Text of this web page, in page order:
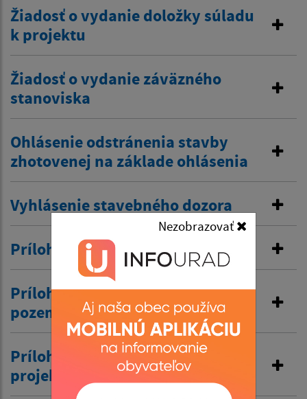
Nezobrazovať
Žiadosť o vydanie doložky súladu
k projektu
Žiadosť o vydanie záväzného
stanoviska
Ohlásenie odstránenia stavby
zhotovenej na základe ohlásenia
Vyhlásenie stavebného dozora
Príloha č.4 Členenie stavby
Príloha č. 3 Identifikácia
pozemkov
Príloha č. 2 Identifikačné údaje
projektanta